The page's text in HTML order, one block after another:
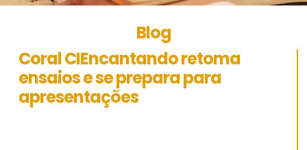
Estude no CIE
Blog
Coral CIEncantando retoma
ensaios e se prepara para
apresentações